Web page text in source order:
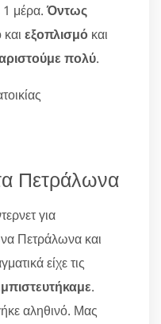
1 μέρα.Όντως
εξοπλισμό και
πολύ.
Πετράλωνα
για
Πετράλωνα και
είχε τις
.
αληθινό. Μας